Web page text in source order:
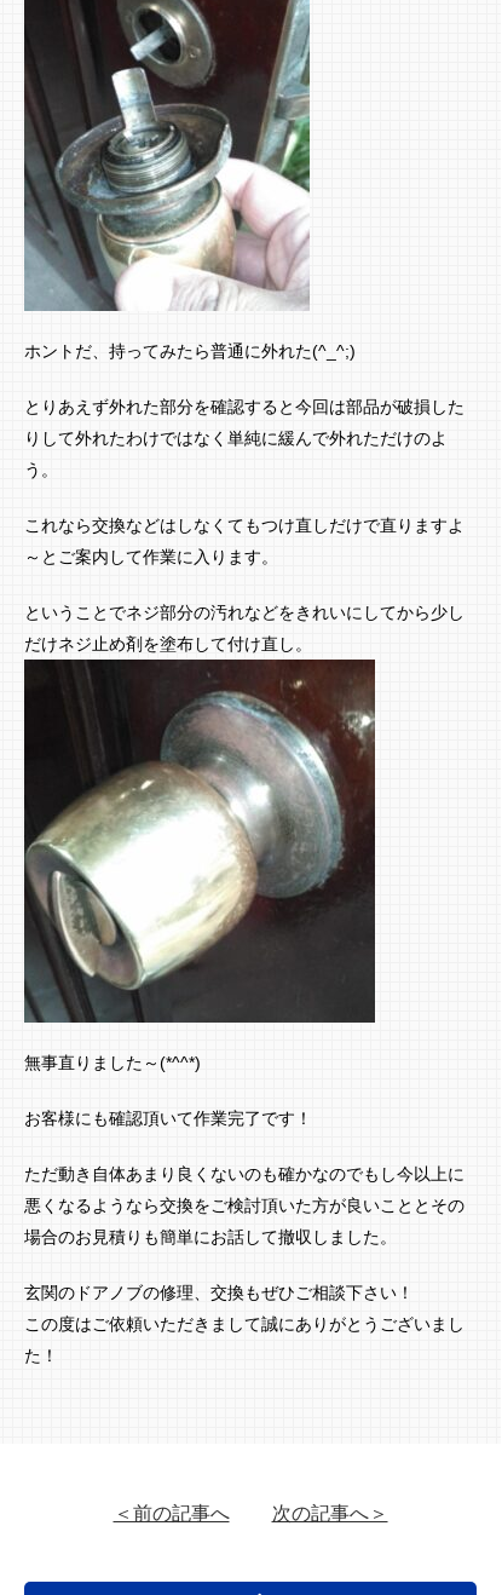
ホントだ、持ってみたら普通に外れた(^_^;)
とりあえず外れた部分を確認すると今回は部品が破損した
りして外れたわけではなく単純に緩んで外れただけのよ
う。
これなら交換などはしなくてもつけ直しだけで直りますよ
～とご案内して作業に入ります。
ということでネジ部分の汚れなどをきれいにしてから少し
だけネジ止め剤を塗布して付け直し。
無事直りました～(*^^*)
お客様にも確認頂いて作業完了です！
ただ動き自体あまり良くないのも確かなのでもし今以上に
悪くなるようなら交換をご検討頂いた方が良いこととその
場合のお見積りも簡単にお話して撤収しました。
玄関のドアノブの修理、交換もぜひご相談下さい！
この度はご依頼いただきまして誠にありがとうございまし
た！
＜前の記事へ 次の記事へ＞